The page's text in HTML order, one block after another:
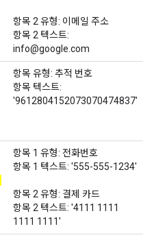
항목 2 유형: 이메일 주소
항목 2 텍스트:
info@google.com
항목 유형: 추적 번호
항목 텍스트:
'9612804152073070474837'
항목 1 유형: 전화번호
항목 1 텍스트: '555-555-1234'
항목 2 유형: 결제 카드
항목 2 텍스트: '4111 1111
1111 1111'